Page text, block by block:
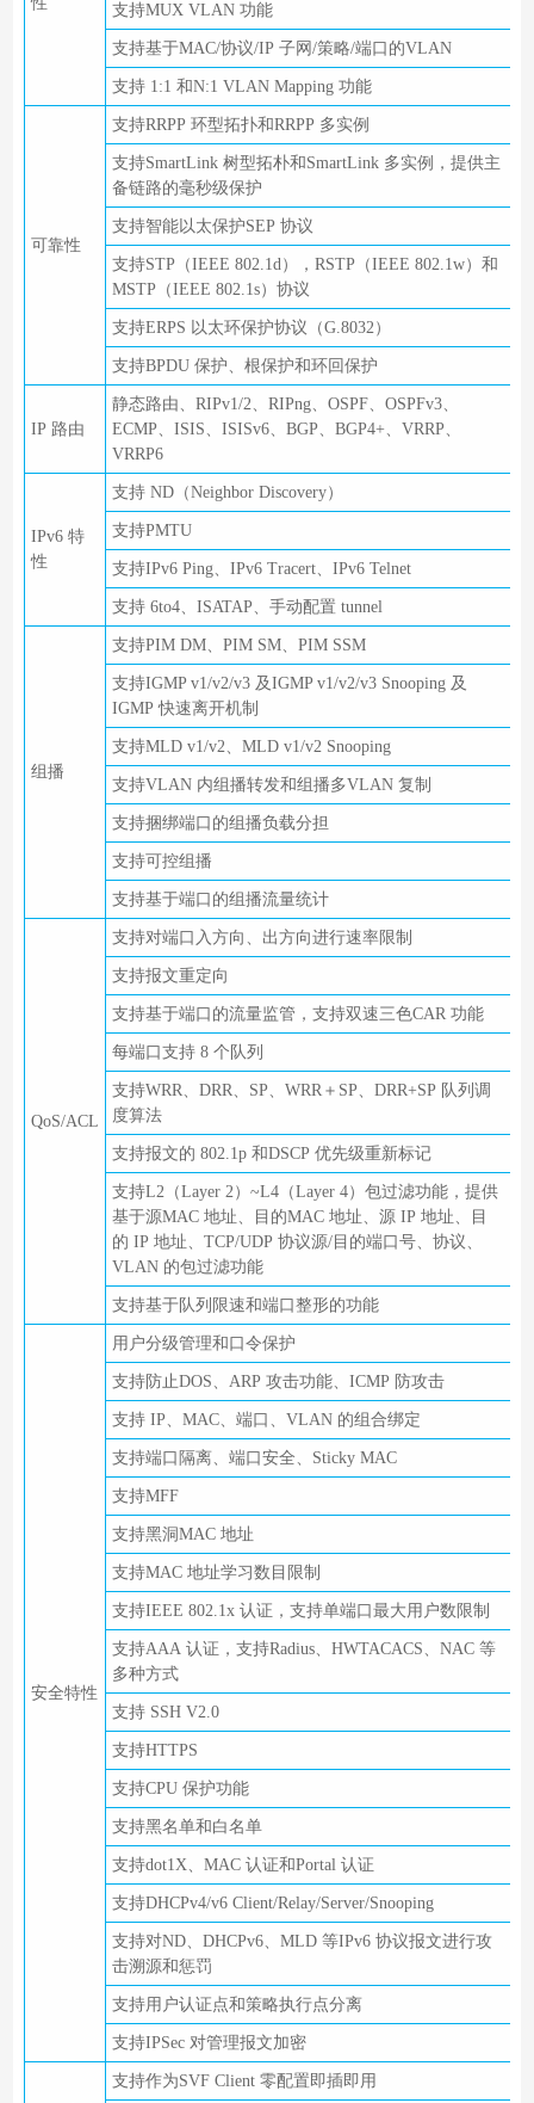
支持MUX VLAN 功能
支持基于MAC/协议/IP 子网/策略/端口的VLAN
支持 1:1 和N:1 VLAN Mapping 功能
可靠性
支持RRPP 环型拓扑和RRPP 多实例
支持SmartLink 树型拓朴和SmartLink 多实例，提供主
备链路的毫秒级保护
支持智能以太保护SEP 协议
支持STP（IEEE 802.1d），RSTP（IEEE 802.1w）和
MSTP（IEEE 802.1s）协议
支持ERPS 以太环保护协议（G.8032）
支持BPDU 保护、根保护和环回保护
IP 路由
静态路由、RIPv1/2、RIPng、OSPF、OSPFv3、
ECMP、ISIS、ISISv6、BGP、BGP4+、VRRP、
VRRP6
IPv6 特
性
支持 ND（Neighbor Discovery）
支持PMTU
支持IPv6 Ping、IPv6 Tracert、IPv6 Telnet
支持 6to4、ISATAP、手动配置 tunnel
组播
支持PIM DM、PIM SM、PIM SSM
支持IGMP v1/v2/v3 及IGMP v1/v2/v3 Snooping 及
IGMP 快速离开机制
支持MLD v1/v2、MLD v1/v2 Snooping
支持VLAN 内组播转发和组播多VLAN 复制
支持捆绑端口的组播负载分担
支持可控组播
支持基于端口的组播流量统计
QoS/ACL
支持对端口入方向、出方向进行速率限制
支持报文重定向
支持基于端口的流量监管，支持双速三色CAR 功能
每端口支持 8 个队列
支持WRR、DRR、SP、WRR＋SP、DRR+SP 队列调
度算法
支持报文的 802.1p 和DSCP 优先级重新标记
支持L2（Layer 2）~L4（Layer 4）包过滤功能，提供
基于源MAC 地址、目的MAC 地址、源 IP 地址、目
的 IP 地址、TCP/UDP 协议源/目的端口号、协议、
VLAN 的包过滤功能
支持基于队列限速和端口整形的功能
安全特性
用户分级管理和口令保护
支持防止DOS、ARP 攻击功能、ICMP 防攻击
支持 IP、MAC、端口、VLAN 的组合绑定
支持端口隔离、端口安全、Sticky MAC
支持MFF
支持黑洞MAC 地址
支持MAC 地址学习数目限制
支持IEEE 802.1x 认证，支持单端口最大用户数限制
支持AAA 认证，支持Radius、HWTACACS、NAC 等
多种方式
支持 SSH V2.0
支持HTTPS
支持CPU 保护功能
支持黑名单和白名单
支持dot1X、MAC 认证和Portal 认证
支持DHCPv4/v6 Client/Relay/Server/Snooping
支持对ND、DHCPv6、MLD 等IPv6 协议报文进行攻
击溯源和惩罚
支持用户认证点和策略执行点分离
支持IPSec 对管理报文加密
支持作为SVF Client 零配置即插即用